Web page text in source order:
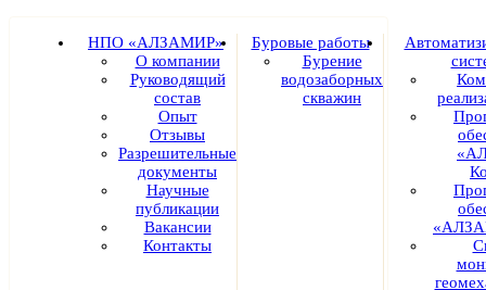
НПО «АЛЗАМИР»
О компании
Руководящий
состав
Опыт
Отзывы
Разрешительные
документы
Научные
публикации
Вакансии
Контакты
Буровые работы
Бурение
водозаборных
скважин